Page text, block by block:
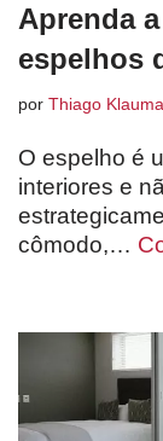
Aprenda
espelhos
por Thiago
O espelho é
interiores e
cômodo,…